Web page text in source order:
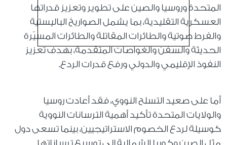
المتحدة وروسيا والصين على تطوير وتعزيز قدراتها
العسكرية التقليدية، بما يشمل الصواريخ الباليستية
والفرط صوتية والطائرات المقاتلة والطائرات المسيّرة
الحديثة والسفن والغواصات المتقدمة، بهدف تعزيز
النفوذ الإقليمي والدولي ورفع قدرات الردع.
أما على صعيد التسلح النووي، فقد أعادت روسيا
والولايات المتحدة تأكيد أهمية الترسانات النووية
كوسيلة لردع الخصوم الاستراتيجيين، بينما تسعى دول